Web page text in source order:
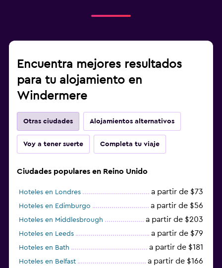
Encuentra mejores resultados
para tu alojamiento en
Windermere
Otras ciudades Alojamientos alternativos
Voy a tener suerte Completa tu viaje
Ciudades populares en Reino Unido
Hoteles en Londres a partir de $73
Hoteles en Edimburgo a partir de $56
Hoteles en Middlesbrough a partir de $203
Hoteles en Leeds a partir de $79
Hoteles en Bath a partir de $181
Hoteles en Belfast a partir de $166